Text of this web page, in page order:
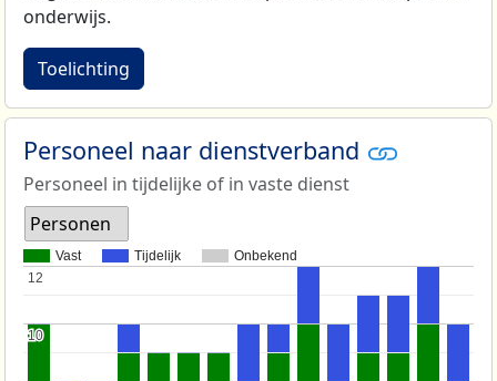
onderwijs.
Toelichting
Personeel naar dienstverband
Personeel in tijdelijke of in vaste dienst
Personen
Vast Tijdelijk Onbekend
10
10
12
12